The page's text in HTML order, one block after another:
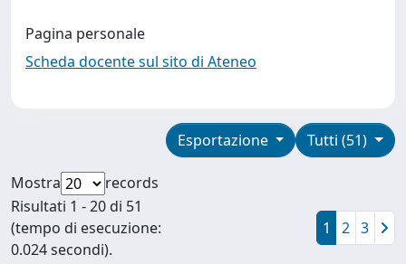
Pagina personale
Scheda docente sul sito di Ateneo
Tutti (51)
Esportazione
Mostra
records
Risultati 1 - 20 di 51
(tempo di esecuzione:
0.024 secondi).
1 2 3